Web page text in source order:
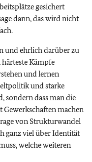
gesichert
dann, das wird nicht
und ehrlich darüber zu
härteste Kämpfe
und lernen
und starke
sondern dass man die
machen
von Strukturwandel
ganz viel über Identität
welche weiteren